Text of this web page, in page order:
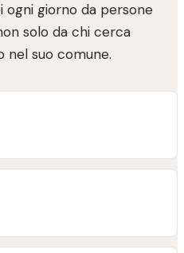
giorno da persone
solo da chi cerca
suo comune.